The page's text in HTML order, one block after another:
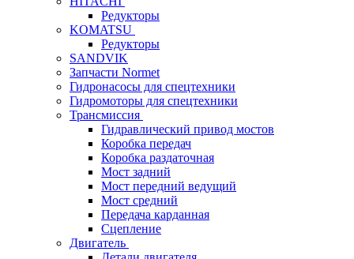
Редукторы
KOMATSU
Редукторы
SANDVIK
Запчасти Normet
Гидронасосы для спецтехники
Гидромоторы для спецтехники
Трансмиссия
Гидравлический привод мостов
Коробка передач
Коробка раздаточная
Мост задний
Мост передний ведущий
Мост средний
Передача карданная
Сцепление
Двигатель